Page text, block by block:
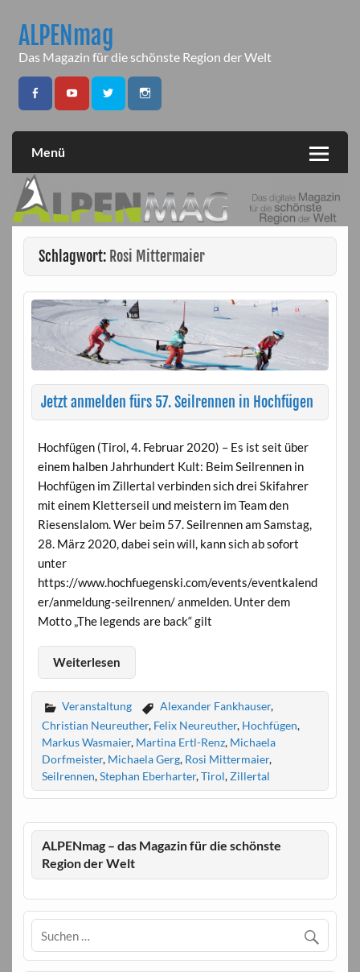
contentALPENmag
Das Magazin für die schönste Region der Welt
Menü
Schlagwort: Rosi Mittermaier
Jetzt anmelden fürs 57. Seilrennen in Hochfügen
Hochfügen (Tirol, 4. Februar 2020) – Es ist seit über
einem halben Jahrhundert Kult: Beim Seilrennen in
Hochfügen im Zillertal verbinden sich drei Skifahrer
mit einem Kletterseil und meistern im Team den
Riesenslalom. Wer beim 57. Seilrennen am Samstag,
28. März 2020, dabei sein will, kann sich ab sofort
unter
https://www.hochfuegenski.com/events/eventkalend
er/anmeldung-seilrennen/ anmelden. Unter dem
Motto „The legends are back“ gilt
Weiterlesen
Veranstaltung Alexander Fankhauser,
Christian Neureuther, Felix Neureuther, Hochfügen,
Markus Wasmaier, Martina Ertl-Renz, Michaela
Dorfmeister, Michaela Gerg, Rosi Mittermaier,
Seilrennen,Stephan Eberharter,Tirol,Zillertal
ALPENmag – das Magazin für die schönste
Region der Welt